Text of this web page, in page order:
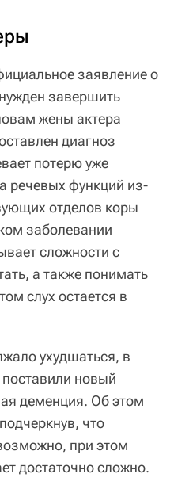
заявление о
завершить
жены актера
диагноз
потерю уже
речевых функций из-
отделов коры
заболевании
сложности с
а также понимать
слух остается в
ухудшаться, в
новый
деменция. Об этом
что
при этом
достаточно сложно.